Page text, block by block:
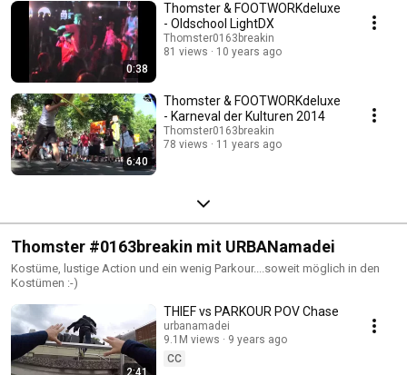
0:38
Thomster & FOOTWORKdeluxe
- Oldschool LightDX
Thomster0163breakin
81 views
10 years ago
6:40
Thomster & FOOTWORKdeluxe
- Karneval der Kulturen 2014
Thomster0163breakin
78 views
11 years ago
Thomster #0163breakin mit URBANamadei
Kostüme, lustige Action und ein wenig Parkour....soweit möglich in den
Kostümen :-)
2:41
THIEF vs PARKOUR POV Chase
urbanamadei
9.1M views
9 years ago
CC